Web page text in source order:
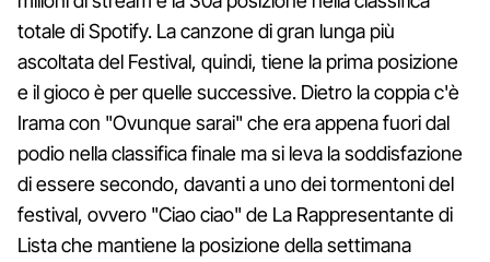
totale di Spotify. La canzone di gran lunga più
ascoltata del Festival, quindi, tiene la prima posizione
e il gioco è per quelle successive. Dietro la coppia c'è
Irama con "Ovunque sarai" che era appena fuori dal
podio nella classifica finale ma si leva la soddisfazione
di essere secondo, davanti a uno dei tormentoni del
festival, ovvero "Ciao ciao" de La Rappresentante di
Lista che mantiene la posizione della settimana